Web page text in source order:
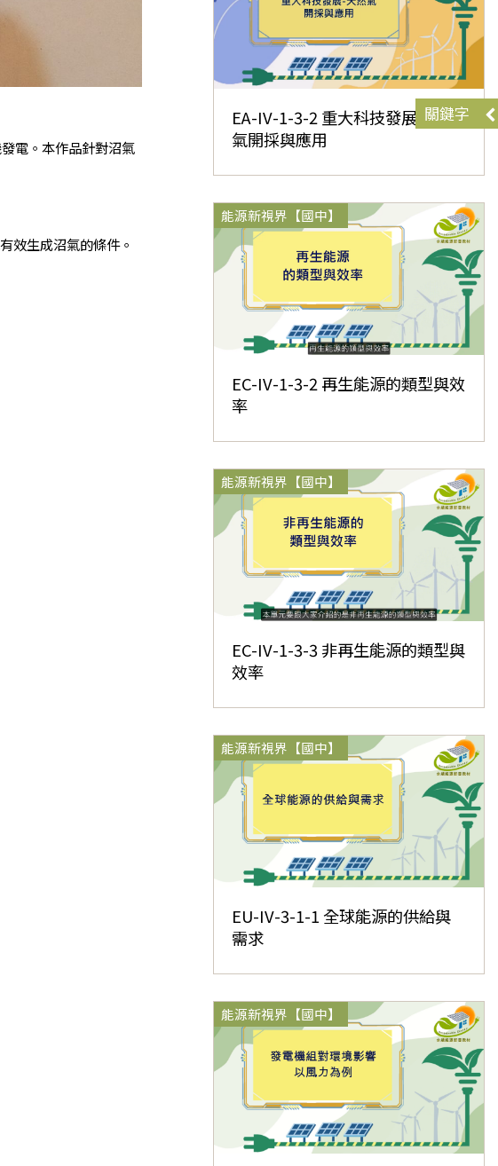
電。本作品針對沼氣
效生成沼氣的條件。
EA-IV-1-3-2 重大科技發展-天然
氣開採與應用
能源新視界【國中】
EC-IV-1-3-2 再生能源的類型與效
率
能源新視界【國中】
EC-IV-1-3-3 非再生能源的類型與
效率
能源新視界【國中】
EU-IV-3-1-1 全球能源的供給與
需求
能源新視界【國中】
關鍵字